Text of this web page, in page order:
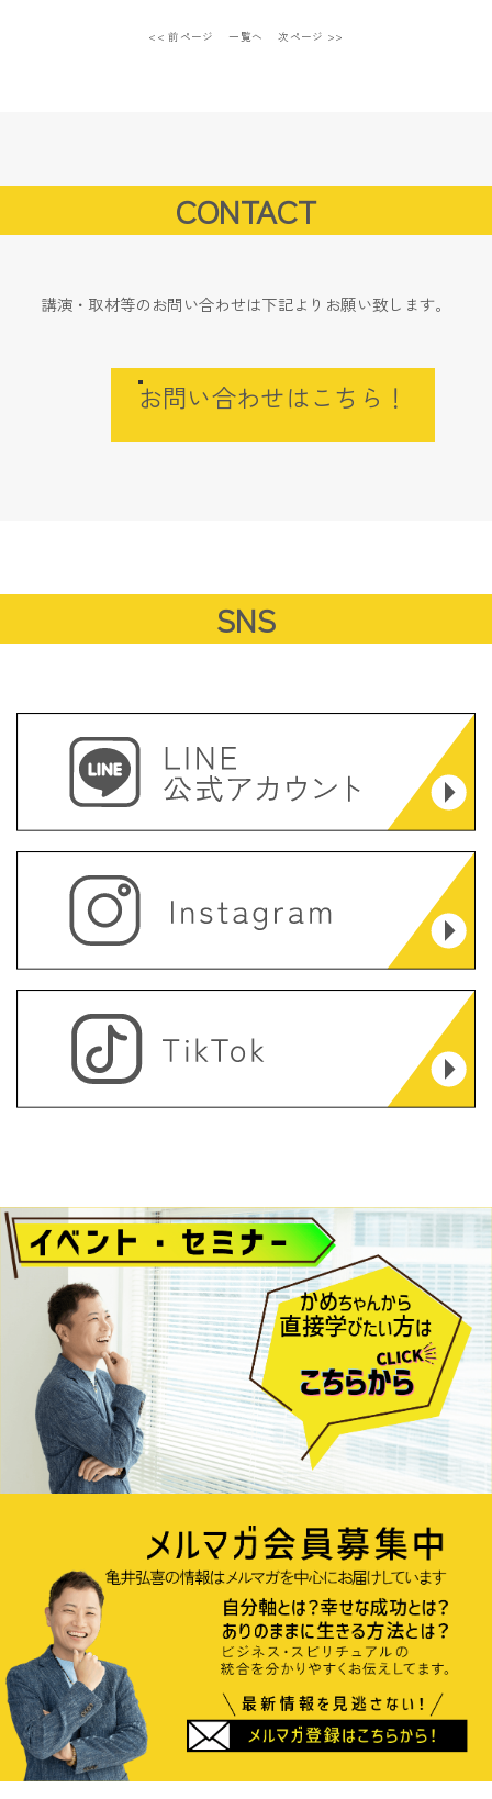
<< 前ページ 一覧へ 次ページ >>
CONTACT
講演・取材等のお問い合わせは下記よりお願い致します。
お問い合わせはこちら！
SNS